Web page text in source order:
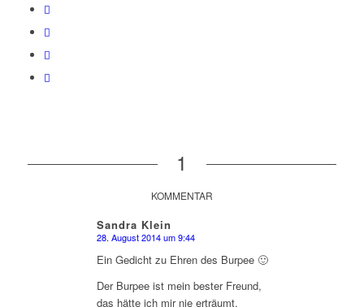
1
KOMMENTAR
Sandra Klein
sagte:
28. August 2014 um 9:44
Ein Gedicht zu Ehren des Burpee 🙂
Der Burpee ist mein bester Freund,
das hätte ich mir nie erträumt.